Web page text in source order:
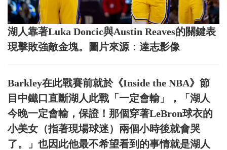
湖人靠著Luka Doncic與Austin Reaves的關鍵表
現擊敗強敵金塊。圖片來源：達志影像
Barkley在此戰賽前就於《Inside the NBA》節
目中鐵口直斷湖人此戰「一定會輸」，「湖人
今晚一定會輸，保證！那個穿著LeBron球衣的
小美女（指著現場球迷）兩個小時後就會哭
了。」也因此他最不希望看到的事情就是湖人